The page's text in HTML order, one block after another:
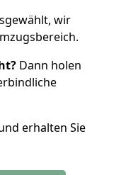
wir
Dann holen
erhalten Sie